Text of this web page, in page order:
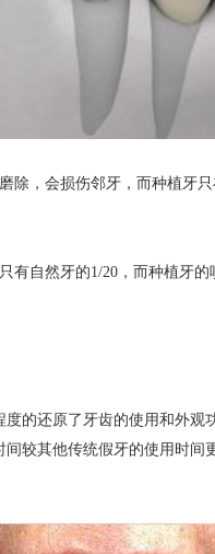
，会损伤邻牙，而种植牙只
自然牙的1/20，而种植牙的
还原了牙齿的使用和外观
较其他传统假牙的使用时间